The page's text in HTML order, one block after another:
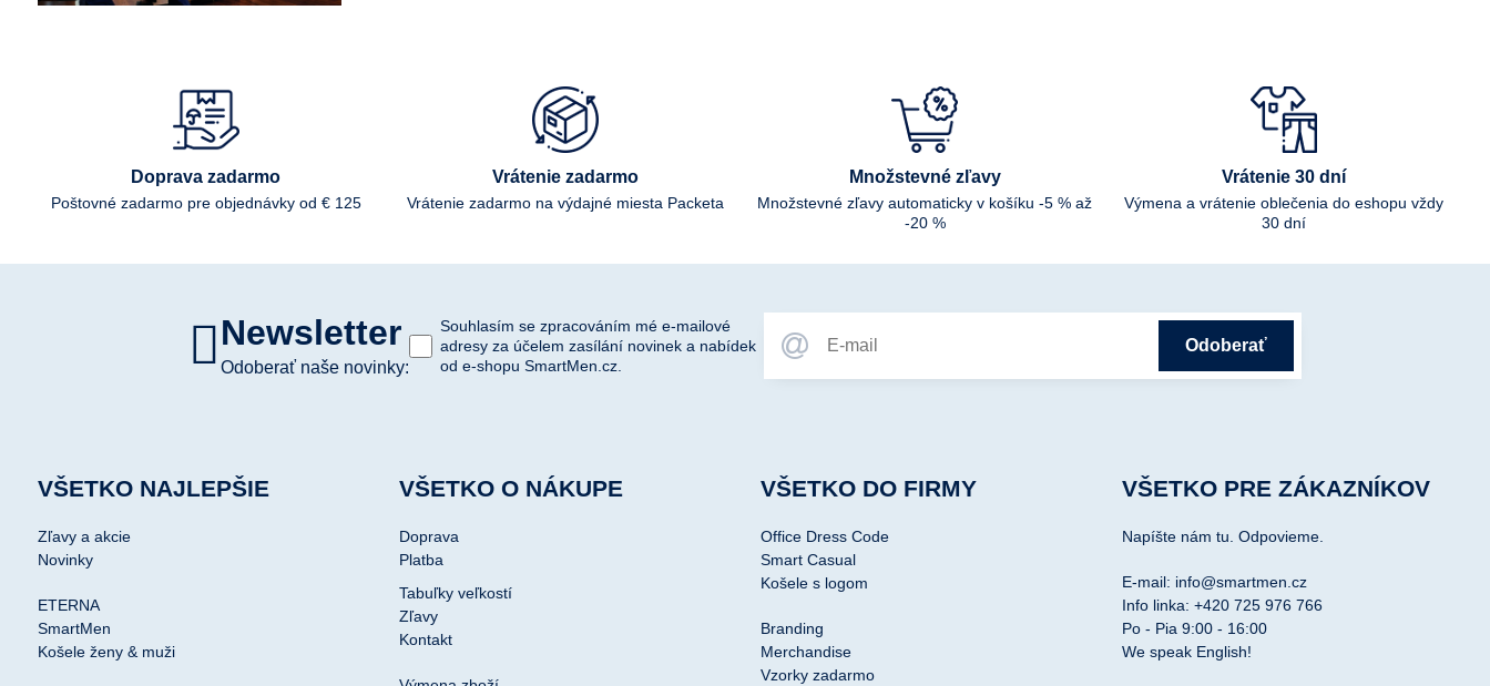
Doprava zadarmo
Poštovné zadarmo pre objednávky od € 125
Vrátenie zadarmo
Vrátenie zadarmo na výdajné miesta Packeta
Množstevné zľavy
Množstevné zľavy automaticky v košíku -5 % až
-20 %
Vrátenie 30 dní
Výmena a vrátenie oblečenia do eshopu vždy
30 dní
Newsletter
Odoberať naše novinky:
Odoberať
Souhlasím se zpracováním mé e-mailové
adresy za účelem zasílání novinek a nabídek
od e-shopu SmartMen.cz.
VŠETKO NAJLEPŠIE
Zľavy a akcie
Novinky
ETERNA
SmartMen
Košele ženy & muži
VŠETKO O NÁKUPE
Doprava
Platba
Tabuľky veľkostí
Zľavy
Kontakt
VŠETKO DO FIRMY
Office Dress Code
Smart Casual
Košele s logom
Branding
Merchandise
Vzorky zadarmo
VŠETKO PRE ZÁKAZNÍKOV
Napíšte nám tu. Odpovieme.
E-mail: info@smartmen.cz
Info linka: +420 725 976 766
Po - Pia 9:00 - 16:00
We speak English!